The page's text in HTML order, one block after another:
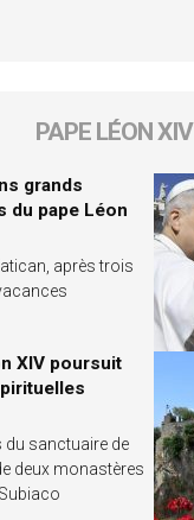
PAPE LÉON XIV
grands
du pape Léon
après trois
XIV poursuit
du sanctuaire de
deux monastères